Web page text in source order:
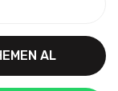
AL